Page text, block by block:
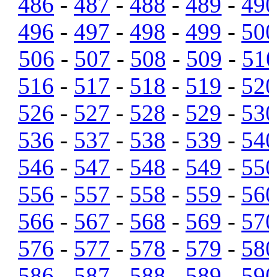
496 - 497 - 498 - 499 -
506 - 507 - 508 - 509 -
516 - 517 - 518 - 519 -
526 - 527 - 528 - 529 -
536 - 537 - 538 - 539 -
546 - 547 - 548 - 549 -
556 - 557 - 558 - 559 -
566 - 567 - 568 - 569 -
576 - 577 - 578 - 579 -